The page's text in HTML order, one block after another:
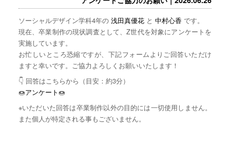
ソーシャルデザイン学科4年の 浅田真優花と 中村心香 です。
現在、卒業制作の現状調査として、Z世代を対象にアンケートを
実施しています。
お忙しいところ恐縮ですが、下記フォームよりご回答いただけ
ますと幸いです。ご協力よろしくお願いいたします！
👇 回答はこちらから（目安：約3分）
🍩アンケート🍩
※いただいた回答は卒業制作以外の目的には一切使用しません。
また個人が特定される事もございません。